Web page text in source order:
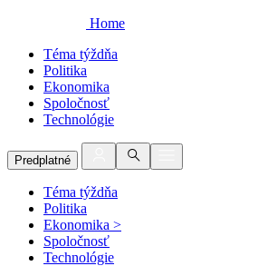
Home
Téma týždňa
Politika
Ekonomika
Spoločnosť
Technológie
Predplatné
Téma týždňa
Politika
Ekonomika >
Spoločnosť
Technológie